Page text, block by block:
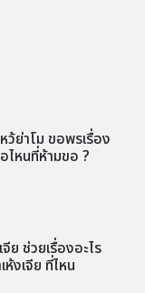
ว้ย่าโม ขอพรเรื่อง
ไหนที่ห้ามขอ ?
จีย ช่วยเรื่องอะไร
ห้งเจีย ที่ไหน